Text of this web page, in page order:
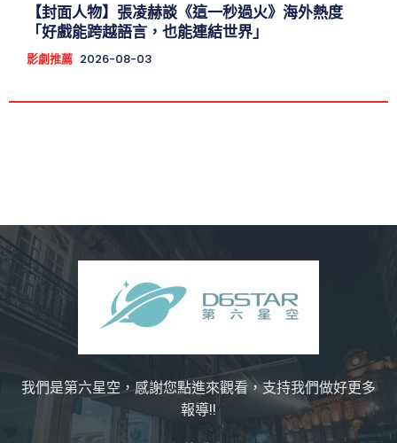
【封面人物】張凌赫談《這一秒過火》海外熱度
「好戲能跨越語言，也能連結世界」
影劇推薦 2026-08-03
我們是第六星空，感謝您點進來觀看，支持我們做好更多
報導!!